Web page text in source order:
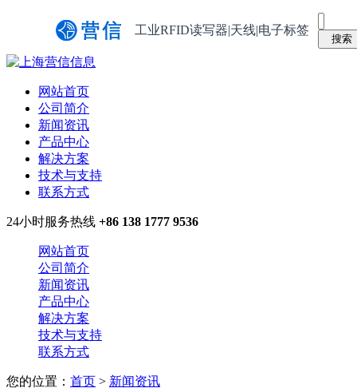
工业RFID读写器|天线|电子标签
网站首页
公司简介
新闻资讯
产品中心
解决方案
技术与支持
联系方式
24小时服务热线 +86 138 1777 9536
网站首页
公司简介
新闻资讯
产品中心
解决方案
技术与支持
联系方式
您的位置： 首页 > 新闻资讯